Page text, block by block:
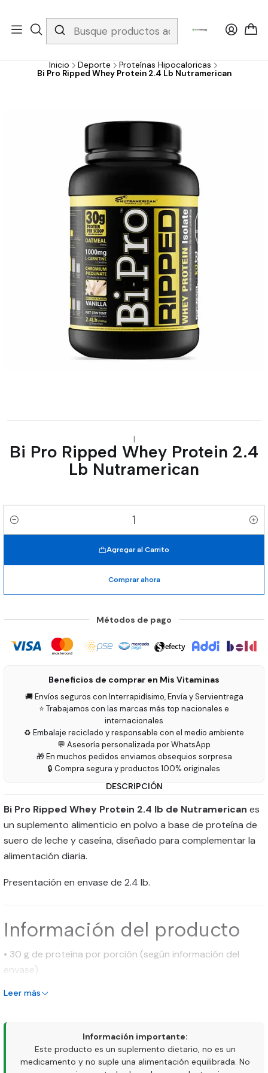
Whatsapp 3229079958/ Fijo 6019251796 / Envios a todo el país y
gratis apartir de 199.000!
Inicio Deporte
Proteínas Hipocaloricas
Bi Pro Ripped Whey Protein 2.4 Lb Nutramerican
|
Bi Pro Ripped Whey Protein 2.4
Lb Nutramerican
Cantidad
Agregar al Carrito
Comprar ahora
Métodos de pago
Beneficios de comprar en Mis Vitaminas
🚚 Envíos seguros con Interrapidísimo, Envía y Servientrega
⭐ Trabajamos con las marcas más top nacionales e
internacionales
♻️ Embalaje reciclado y responsable con el medio ambiente
💬 Asesoría personalizada por WhatsApp
🎁 En muchos pedidos enviamos obsequios sorpresa
🔒 Compra segura y productos 100% originales
DESCRIPCIÓN
Bi Pro Ripped Whey Protein 2.4 lb de Nutramerican es
un suplemento alimenticio en polvo a base de proteína de
suero de leche y caseína, diseñado para complementar la
alimentación diaria.
Presentación en envase de 2.4 lb.
Información del producto
• 30 g de proteína por porción (según información del
envase)
• Aporta aproximadamente 210 calorías por porción
• Incluye medidor
Leer más
Información importante:
Este producto es un suplemento dietario, no es un
medicamento y no suple una alimentación equilibrada. No